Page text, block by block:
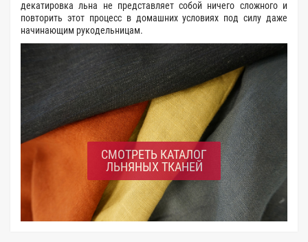
декатировка льна не представляет собой ничего сложного и
повторить этот процесс в домашних условиях под силу даже
начинающим рукодельницам.
СМОТРЕТЬ КАТАЛОГ
ЛЬНЯНЫХ ТКАНЕЙ